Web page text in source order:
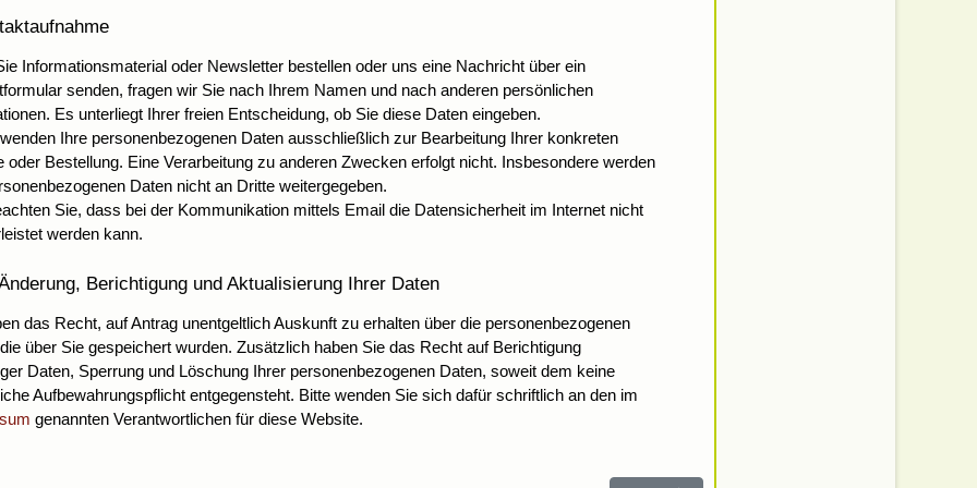
Informationsmaterial oder Newsletter bestellen oder uns eine Nachricht über ein
senden, fragen wir Sie nach Ihrem Namen und nach anderen persönlichen
Es unterliegt Ihrer freien Entscheidung, ob Sie diese Daten eingeben.
Ihre personenbezogenen Daten ausschließlich zur Bearbeitung Ihrer konkreten
oder Bestellung. Eine Verarbeitung zu anderen Zwecken erfolgt nicht. Insbesondere werden
Daten nicht an Dritte weitergegeben.
Sie, dass bei der Kommunikation mittels Email die Datensicherheit im Internet nicht
werden kann.
Berichtigung und Aktualisierung Ihrer Daten
das Recht, auf Antrag unentgeltlich Auskunft zu erhalten über die personenbezogenen
über Sie gespeichert wurden. Zusätzlich haben Sie das Recht auf Berichtigung
Daten, Sperrung und Löschung Ihrer personenbezogenen Daten, soweit dem keine
Aufbewahrungspflicht entgegensteht. Bitte wenden Sie sich dafür schriftlich an den im
genannten Verantwortlichen für diese Website.